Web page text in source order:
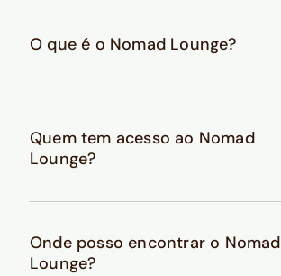
O que é o Nomad Lounge?
Quem tem acesso ao Nomad
Lounge?
Onde posso encontrar o Nomad
Lounge?